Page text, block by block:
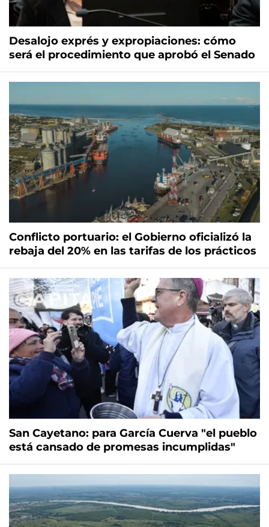
Desalojo exprés y expropiaciones: cómo
será el procedimiento que aprobó el Senado
Conflicto portuario: el Gobierno oficializó la
rebaja del 20% en las tarifas de los prácticos
San Cayetano: para García Cuerva "el pueblo
está cansado de promesas incumplidas"